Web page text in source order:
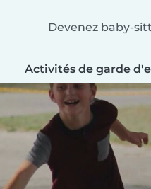
Devenez baby-
Activités de garde